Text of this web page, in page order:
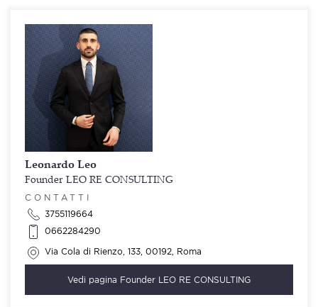
Leonardo Leo
Founder LEO RE CONSULTING
CONTATTI
3755119664
0662284290
Via Cola di Rienzo, 133, 00192, Roma
Vedi pagina Founder LEO RE CONSULTING